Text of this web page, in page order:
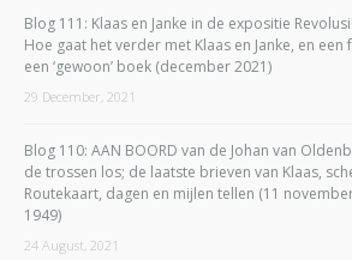
Blog 111: Klaas en Janke in de expositie
Hoe gaat het verder met Klaas en Janke, en
een ‘gewoon’ boek (december 2021)
29 December, 2021
Blog 110: AAN BOORD van de Johan van
de trossen los; de laatste brieven van Klaas,
Routekaart, dagen en mijlen tellen (11
1949)
24 August, 2021